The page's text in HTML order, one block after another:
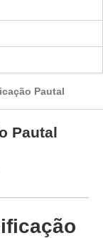
Pautal
Pautal